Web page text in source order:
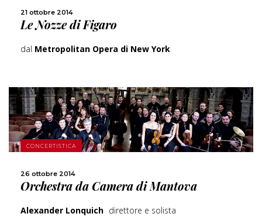
21 ottobre 2014
Le Nozze di Figaro
dal Metropolitan Opera di New York
CONCERTISTICA
26 ottobre 2014
Orchestra da Camera di Mantova
Alexander Lonquich direttore e solista
SCOPRI DI PIÙ